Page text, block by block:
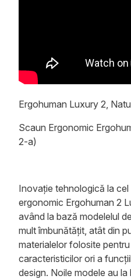
Ergohuman Luxury 2,
Scaun Ergonomic
2-a)
Inovație tehnologică la
ergonomic Ergohuman 2
având la bază modelelul
mult îmbunătățit, atât din
materialelor folosite
caracteristicilor ori a
design. Noile modele au